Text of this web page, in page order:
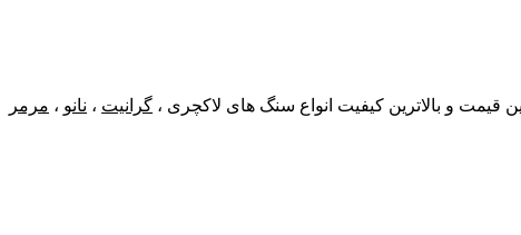
قیمت و بالاترین کیفیت انواع سنگ های لاکچری ، گرانیت ، نانو ، مرمر